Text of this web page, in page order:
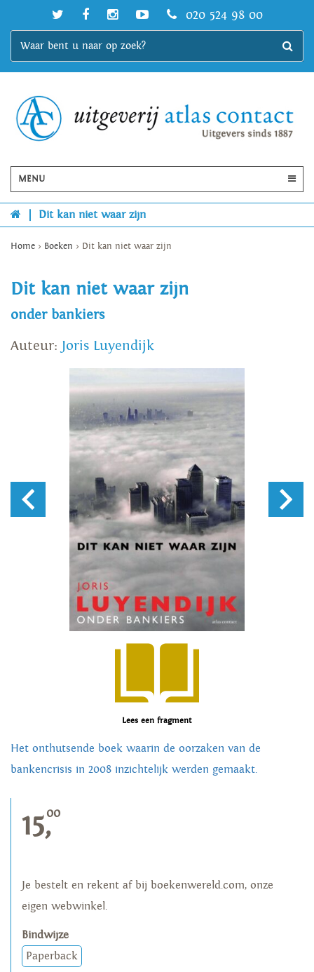
020 524 98 00
MENU
Dit kan niet waar zijn
Home > Boeken > Dit kan niet waar zijn
Dit kan niet waar zijn
onder bankiers
Auteur: Joris Luyendijk
Lees een fragment
Het onthutsende boek waarin de oorzaken van de
bankencrisis in 2008 inzichtelijk werden gemaakt.
15,00
Je bestelt en rekent af bij boekenwereld.com, onze
eigen webwinkel.
Bindwijze
Paperback